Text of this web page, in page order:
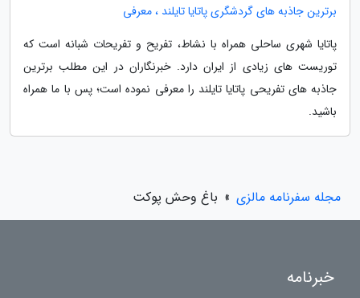
برترین جاذبه های گردشگری پاتایا تایلند ، معرفی
پاتایا شهری ساحلی همراه با نشاط، تفریح و تفریحات شبانه است که
توریست های زیادی از ایران دارد. خبرنگاران در این مطلب برترین
جاذبه های تفریحی پاتایا تایلند را معرفی نموده است؛ پس با ما همراه
باشید.
مجله سفرنامه مالزی » باغ وحش پوکت
خبرنامه